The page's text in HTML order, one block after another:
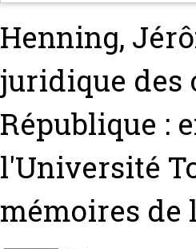
Henning,
juridique des
République :
l'Université
mémoires de